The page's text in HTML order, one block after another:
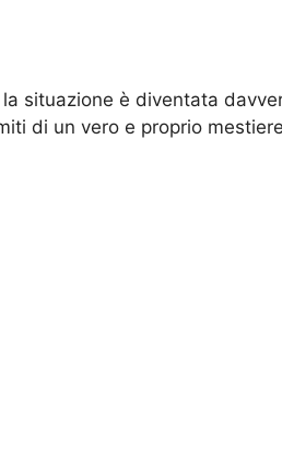
situazione è diventata
di un vero e proprio